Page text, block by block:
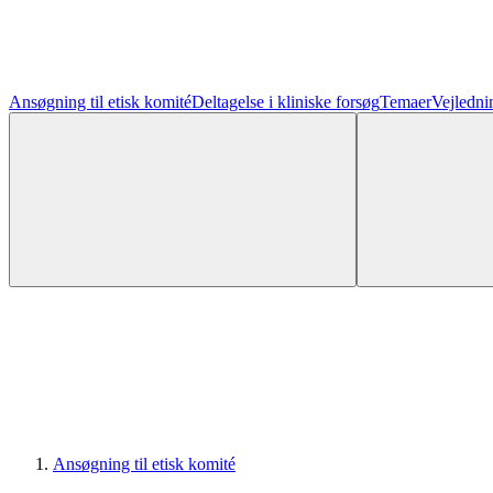
Ansøgning til etisk komitéDeltagelse i kliniske forsøgTemaer
Ansøgning til etisk komité